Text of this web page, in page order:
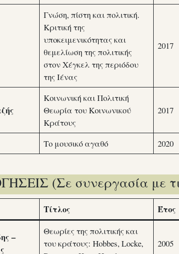
Γνώση, πίστη και πολιτική.
Κριτική της
υποκειμενικότητας και
θεμελίωση της πολιτικής
στον Χέγκελ της περιόδου
της Ιένας
2017
Κοινωνική και Πολιτική
Θεωρία του Κοινωνικού
Κράτους
2017
Το μουσικό αγαθό 2020
(Σε συνεργασία με
Τίτλος Έτος
–
Θεωρίες της πολιτικής και
του κράτους: Hobbes, Locke,
2005